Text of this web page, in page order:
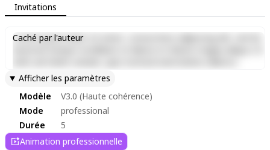
Invitations
Lorem ipsum dolor sit amet, consectetur adipiscing elit, sed do
laboris nisi ut aliquip ex ea commodo consequat. Duis aute irure
dolor in reprehenderit in voluptate velit esse cillum dolore eu
fugiat nulla pariatur. Excepteur sint occaecat cupidatat non
proident, sunt in culpa qui officia deserunt mollit anim id est
laborum.
Caché par l'auteur
Afficher les paramètres
Modèle
V3.0 (Haute cohérence)
Mode
professional
Durée
5
Animation professionnelle